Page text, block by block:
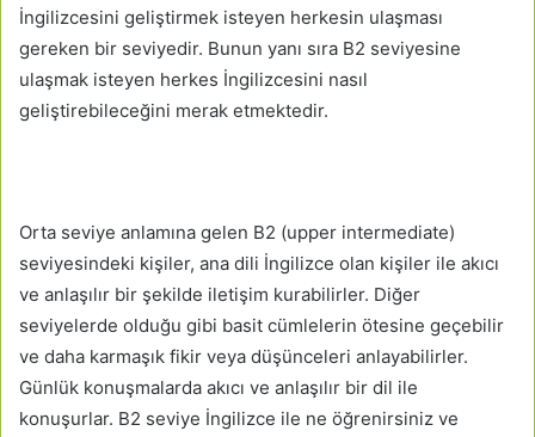
İngilizcesini geliştirmek isteyen herkesin ulaşması
gereken bir seviyedir. Bunun yanı sıra B2 seviyesine
ulaşmak isteyen herkes İngilizcesini nasıl
geliştirebileceğini merak etmektedir.
Orta seviye anlamına gelen B2 (upper intermediate)
seviyesindeki kişiler, ana dili İngilizce olan kişiler ile akıcı
ve anlaşılır bir şekilde iletişim kurabilirler. Diğer
seviyelerde olduğu gibi basit cümlelerin ötesine geçebilir
ve daha karmaşık fikir veya düşünceleri anlayabilirler.
Günlük konuşmalarda akıcı ve anlaşılır bir dil ile
konuşurlar. B2 seviye İngilizce ile ne öğrenirsiniz ve